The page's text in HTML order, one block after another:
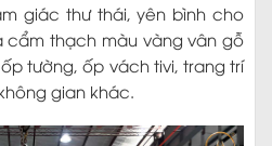
giác thư thái, yên bình cho
cẩm thạch màu vàng vân gỗ
tường, ốp vách tivi, trang trí
gian khác.